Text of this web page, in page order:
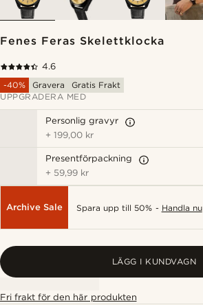
Fenes Feras Skelettklocka
4.6
-40%
Gravera
Gratis Frakt
UPPGRADERA MED
Personlig gravyr
+199,00 kr
Presentförpackning
+ 59,99 kr
Archive Sale Spara upp till 50% - Handla nu
LÄGG I KUNDVAGN
Fri frakt för den här produkten